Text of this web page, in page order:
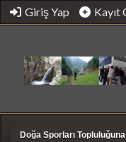
Giriş Yap Kayıt
Doğa Sporları